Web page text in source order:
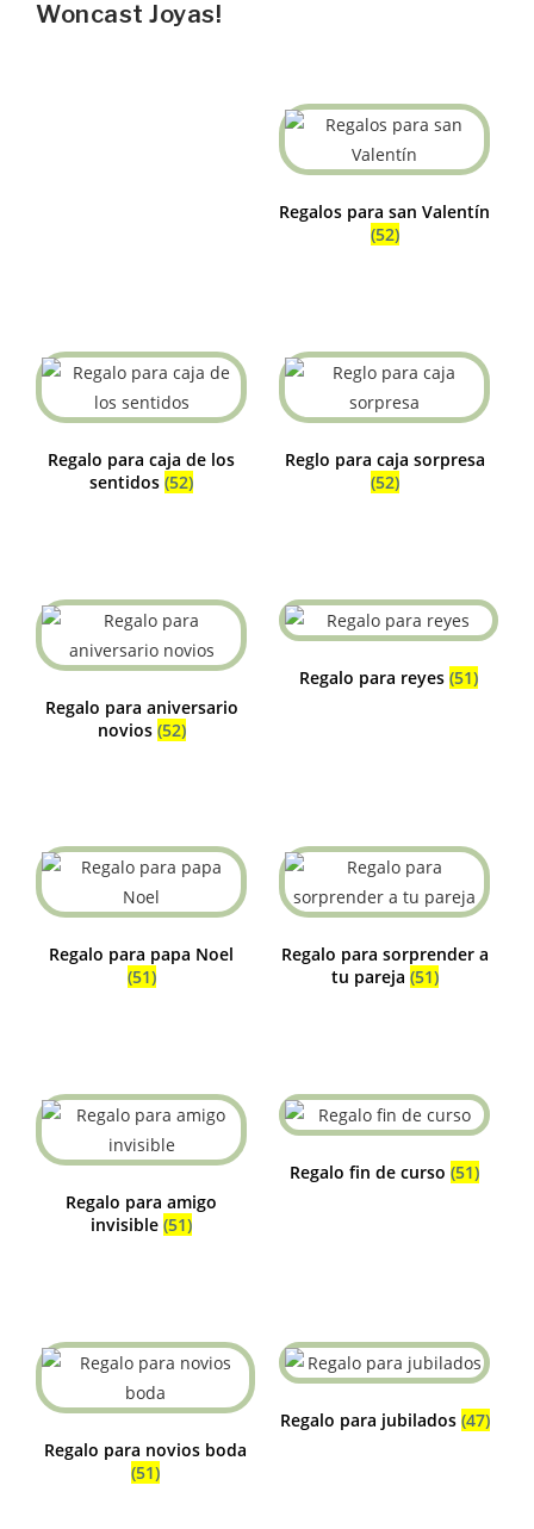
Woncast Joyas!
Regalos para san Valentín
(52)
Regalo para caja de los
sentidos (52)
Reglo para caja sorpresa
(52)
Regalo para aniversario
novios (52)
Regalo para reyes (51)
Regalo para papa Noel
(51)
Regalo para sorprender a
tu pareja (51)
Regalo para amigo
invisible (51)
Regalo fin de curso (51)
Regalo para novios boda
(51)
Regalo para jubilados (47)